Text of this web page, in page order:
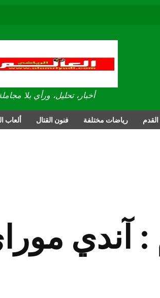
العالم
أخبار، تحليل، ورأي بلا
رياضات مختلفة فنون القتال ألعاب
: آندي